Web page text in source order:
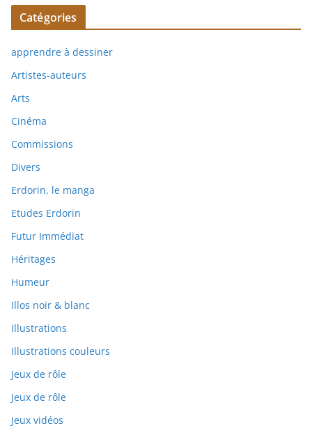
Catégories
apprendre à dessiner
Artistes-auteurs
Arts
Cinéma
Commissions
Divers
Erdorin, le manga
Etudes Erdorin
Futur Immédiat
Héritages
Humeur
Illos noir & blanc
Illustrations
Illustrations couleurs
Jeux de rôle
Jeux de rôle
Jeux vidéos